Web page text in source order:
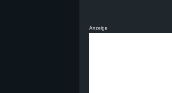
Anzeige